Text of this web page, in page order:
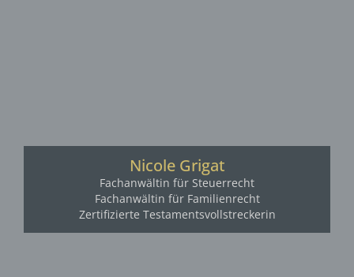
Nicole Grigat
Fachanwältin für Steuerrecht
Fachanwältin für Familienrecht
Zertifizierte Testamentsvollstreckerin